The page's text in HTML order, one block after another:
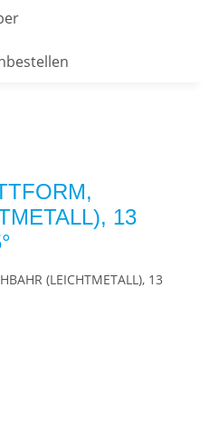
13